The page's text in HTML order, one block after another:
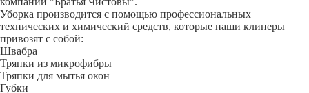
Уборка производится с помощью профессиональных
технических и химический средств, которые наши клинеры
привозят с собой:
Швабра
Тряпки из микрофибры
Тряпки для мытья окон
Губки